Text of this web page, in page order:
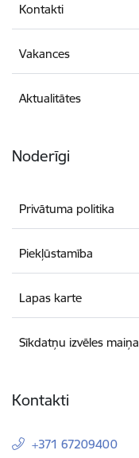
Kontakti
Vakances
Aktualitātes
Noderīgi
Privātuma politika
Piekļūstamība
Lapas karte
Sīkdatņu izvēles maiņa
Kontakti
+371 67209400